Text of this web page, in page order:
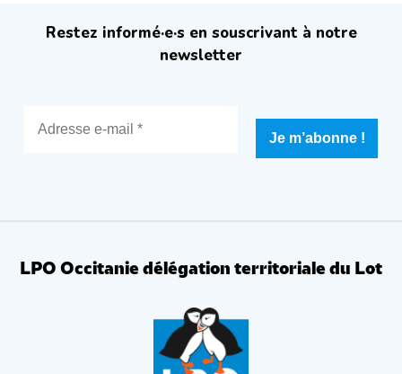
Restez informé·e·s en souscrivant à notre
newsletter
LPO Occitanie délégation territoriale du Lot